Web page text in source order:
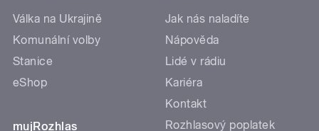
Válka na Ukrajině
Komunální volby
Stanice
eShop
mujRozhlas
Jak nás naladíte
Nápověda
Lidé v rádiu
Kariéra
Kontakt
Rozhlasový poplatek